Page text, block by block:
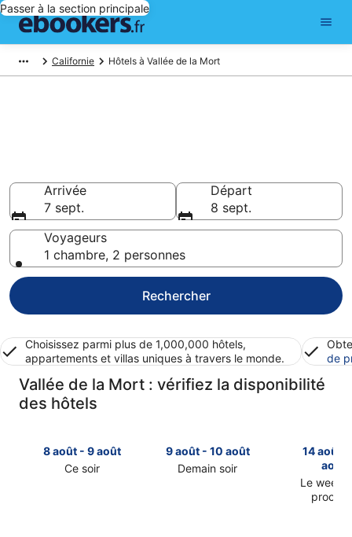
Passer à la section principale
Californie Hôtels à Vallée de la Mort
Arrivée
7 sept.
Départ
8 sept.
Voyageurs
1 chambre, 2 personnes
Rechercher
Choisissez parmi plus de 1,000,000 hôtels,
appartements et villas uniques à travers le monde.
de
Vallée de la Mort : vérifiez la disponibilité
des hôtels
8 août - 9 août
Ce soir
9 août - 10 août
Demain soir
14 août -
août
Le week-